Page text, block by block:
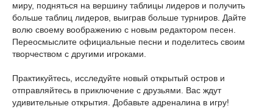
миру, подняться на вершину таблицы лидеров и получить
больше таблиц лидеров, выиграв больше турниров. Дайте
волю своему воображению с новым редактором песен.
Переосмыслите официальные песни и поделитесь своим
творчеством с другими игроками.
Практикуйтесь, исследуйте новый открытый остров и
отправляйтесь в приключение с друзьями. Вас ждут
удивительные открытия. Добавьте адреналина в игру!